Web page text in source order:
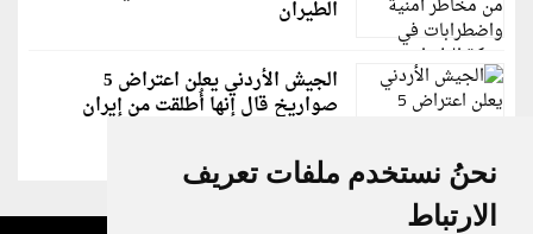
نحنُ نستخدم ملفات تعريف
الارتباط
الطيران
الجيش الأردني يعلن اعتراض 5
صواريخ قال إنها أُطلقت من إيران